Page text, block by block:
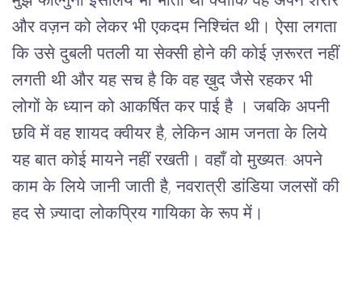
और वज़न को लेकर भी एकदम निश्चिंत थी। ऐसा लगता
कि उसे दुबली पतली या सेक्सी होने की कोई ज़रूरत नहीं
लगती थी और यह सच है कि वह ख़ुद जैसे रहकर भी
लोगों के ध्यान को आकर्षित कर पाई है । जबकि अपनी
छवि में वह शायद क्वीयर है, लेकिन आम जनता के लिये
यह बात कोई मायने नहीं रखती। वहाँ वो मुख्यत: अपने
काम के लिये जानी जाती है, नवरात्री डांडिया जलसों की
हद से ज़्यादा लोकप्रिय गायिका के रूप में ।